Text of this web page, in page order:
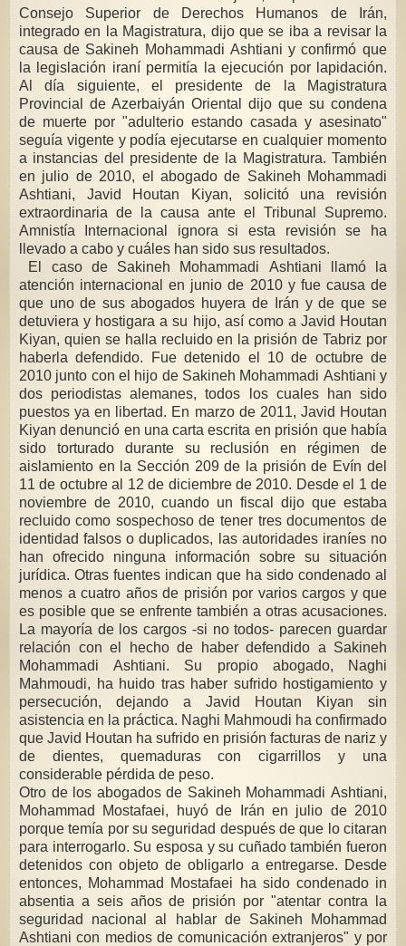
Consejo Superior de Derechos Humanos de Irán,
integrado en la Magistratura, dijo que se iba a revisar la
causa de Sakineh Mohammadi Ashtiani y confirmó que
la legislación iraní permitía la ejecución por lapidación.
Al día siguiente, el presidente de la Magistratura
Provincial de Azerbaiyán Oriental dijo que su condena
de muerte por "adulterio estando casada y asesinato"
seguía vigente y podía ejecutarse en cualquier momento
a instancias del presidente de la Magistratura. También
en julio de 2010, el abogado de Sakineh Mohammadi
Ashtiani, Javid Houtan Kiyan, solicitó una revisión
extraordinaria de la causa ante el Tribunal Supremo.
Amnistía Internacional ignora si esta revisión se ha
llevado a cabo y cuáles han sido sus resultados.
El caso de Sakineh Mohammadi Ashtiani llamó la
atención internacional en junio de 2010 y fue causa de
que uno de sus abogados huyera de Irán y de que se
detuviera y hostigara a su hijo, así como a Javid Houtan
Kiyan, quien se halla recluido en la prisión de Tabriz por
haberla defendido. Fue detenido el 10 de octubre de
2010 junto con el hijo de Sakineh Mohammadi Ashtiani y
dos periodistas alemanes, todos los cuales han sido
puestos ya en libertad. En marzo de 2011, Javid Houtan
Kiyan denunció en una carta escrita en prisión que había
sido torturado durante su reclusión en régimen de
aislamiento en la Sección 209 de la prisión de Evín del
11 de octubre al 12 de diciembre de 2010. Desde el 1 de
noviembre de 2010, cuando un fiscal dijo que estaba
recluido como sospechoso de tener tres documentos de
identidad falsos o duplicados, las autoridades iraníes no
han ofrecido ninguna información sobre su situación
jurídica. Otras fuentes indican que ha sido condenado al
menos a cuatro años de prisión por varios cargos y que
es posible que se enfrente también a otras acusaciones.
La mayoría de los cargos -si no todos- parecen guardar
relación con el hecho de haber defendido a Sakineh
Mohammadi Ashtiani. Su propio abogado, Naghi
Mahmoudi, ha huido tras haber sufrido hostigamiento y
persecución, dejando a Javid Houtan Kiyan sin
asistencia en la práctica. Naghi Mahmoudi ha confirmado
que Javid Houtan ha sufrido en prisión facturas de nariz y
de dientes, quemaduras con cigarrillos y una
considerable pérdida de peso.
Otro de los abogados de Sakineh Mohammadi Ashtiani,
Mohammad Mostafaei, huyó de Irán en julio de 2010
porque temía por su seguridad después de que lo citaran
para interrogarlo. Su esposa y su cuñado también fueron
detenidos con objeto de obligarlo a entregarse. Desde
entonces, Mohammad Mostafaei ha sido condenado in
absentia a seis años de prisión por "atentar contra la
seguridad nacional al hablar de Sakineh Mohammad
Ashtiani con medios de comunicación extranjeros" y por